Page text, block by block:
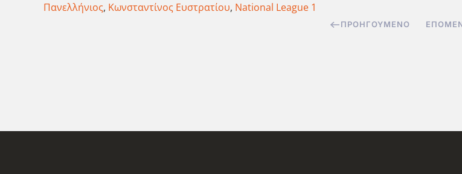
Πανελλήνιος, Κωνσταντίνος Ευστρατίου, National League 1
ΠΡΟΗΓΟΎΜΕΝΟ